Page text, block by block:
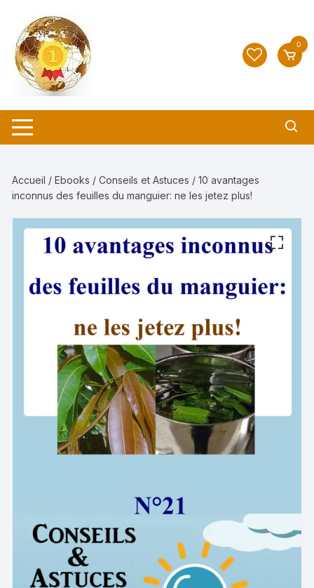
contenu
0
Accueil /Ebooks /Conseils et Astuces / 10 avantages
inconnus des feuilles du manguier: ne les jetez plus!